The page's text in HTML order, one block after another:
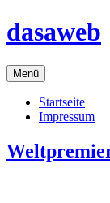
Zum
Inhalt
dasaweb
Menü
Startseite
Impressum